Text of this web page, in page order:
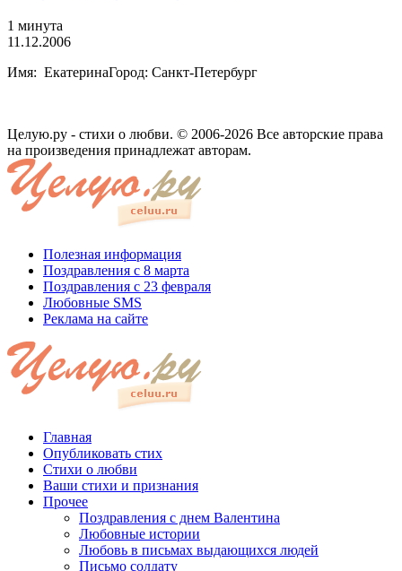
1 минута
11.12.2006
Имя: ЕкатеринаГород: Санкт-Петербург
Целую.ру - стихи о любви. © 2006-2026 Все авторские права
на произведения принадлежат авторам.
Полезная информация
Поздравления с 8 марта
Поздравления с 23 февраля
Любовные SMS
Реклама на сайте
Главная
Опубликовать стих
Стихи о любви
Ваши стихи и признания
Прочее
Поздравления с днем Валентина
Любовные истории
Любовь в письмах выдающихся людей
Письмо солдату